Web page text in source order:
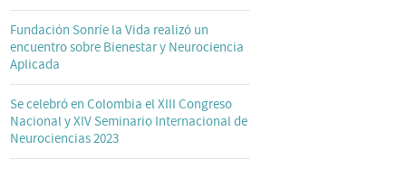
Fundación Sonríe la Vida realizó un
encuentro sobre Bienestar y Neurociencia
Aplicada
Se celebró en Colombia el XIII Congreso
Nacional y XIV Seminario Internacional de
Neurociencias 2023